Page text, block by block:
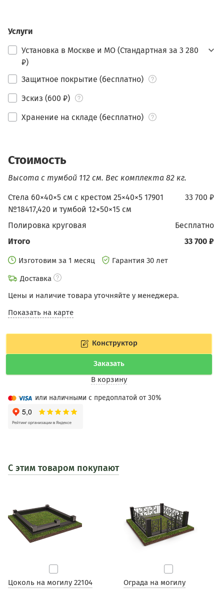
Услуги
Установка в Москве и МО (Стандартная за 3 280
₽)
Защитное покрытие (бесплатно)
Эскиз (600 ₽)
Хранение на складе (бесплатно)
Стоимость
Высота с тумбой 112 см. Вес комплекта 82 кг.
33 700 ₽
Стела 60×40×5 см с крестом 25×40×5 17901
№18417,420 и тумбой 12×50×15 см
бесплатно
Полировка круговая
33 700 ₽
Итого
Изготовим за 1 месяц
Гарантия 30 лет
Доставка
Цены и наличие товара уточняйте у менеджера.
Показать на карте
Конструктор
Заказать
В корзину
или наличными с предоплатой от 30%
С этим товаром покупают
Цоколь на могилу 22104 Ограда на могилу